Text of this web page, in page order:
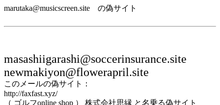
marutaka@musicscreen.site の偽サイト
masashiigarashi@soccerinsurance.site
newmakiyon@flowerapril.site
このメールの偽サイト：
http://faxfast.xyz/
（ ゴルフonline shop ） 株式会社思縁 と名乗る偽サイト